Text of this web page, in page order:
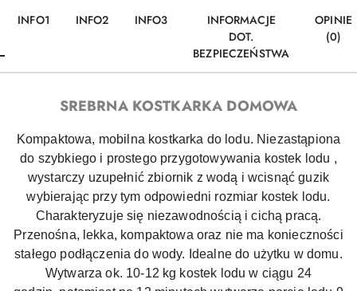
INFO1 INFO2 INFO3
INFORMACJE
DOT.
BEZPIECZEŃSTWA
OPINIE
(0)
SREBRNA KOSTKARKA DOMOWA
Kompaktowa, mobilna kostkarka do lodu. Niezastąpiona
do szybkiego i prostego przygotowywania kostek lodu ,
wystarczy uzupełnić zbiornik z wodą i wcisnąć guzik
wybierając przy tym odpowiedni rozmiar kostek lodu.
Charakteryzuje się niezawodnością i cichą pracą.
Przenośna, lekka, kompaktowa oraz nie ma konieczności
stałego podłączenia do wody. Idealne do użytku w domu.
Wytwarza ok. 10-12 kg kostek lodu w ciągu 24